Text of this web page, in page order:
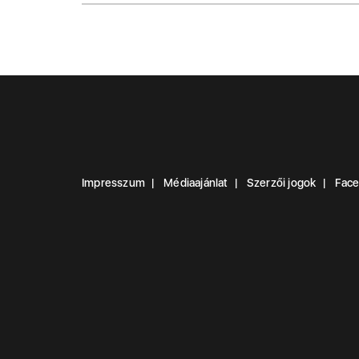
Impresszum Médiaajánlat Szerzői jogok